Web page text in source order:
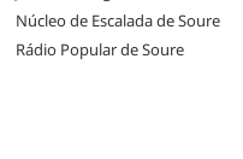
Núcleo de Escalada de Soure
Rádio Popular de Soure